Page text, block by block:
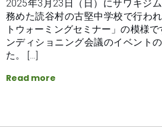
2025年3月23日（日）にサワキジ
務めた読谷村の古堅中学校で行わ
トウォーミングセミナー」の模様
ンディショニング会議のイベント
た。 […]
Read more